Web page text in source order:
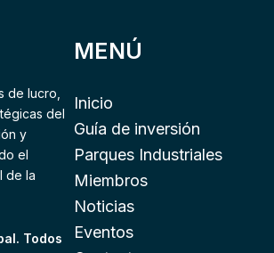
de lucro,
del
y
el
de la
Todos
MENÚ
Inicio
Guía de inversión
Parques Industriales
Miembros
Noticias
Eventos